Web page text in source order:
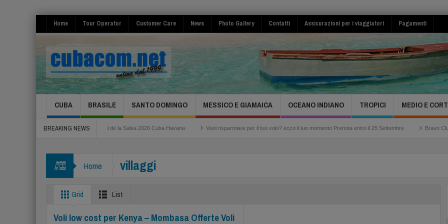
Home Tour Operator Customer Care News Photo Gallery Contatti Assicurazioni per i viaggiatori Pagamenti
CUBA BRASILE SANTO DOMINGO MESSICO E GIAMAICA OCEANO INDIANO TROPICI MEDIO E
BREAKING NEWS
Festival de la Salsa 2026 Cuba Havana Vuoi risparmiare per il tuo volo? ecco il tuo momento Prenota entro il 25 Settembre Bravo Club Viva Miches
Home villaggi
Grid List
Voli low cost per Kenya – Mombasa Offerte Voli